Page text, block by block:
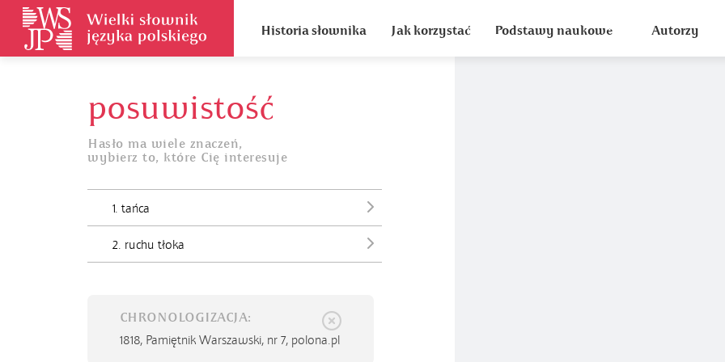
Historia słownika Jak korzystać Podstawy naukowe Autorzy
posuwistość
Hasło ma wiele znaczeń,
wybierz to, które Cię interesuje
1. tańca
2. ruchu tłoka
CHRONOLOGIZACJA:
1818, Pamiętnik Warszawski, nr 7, polona.pl